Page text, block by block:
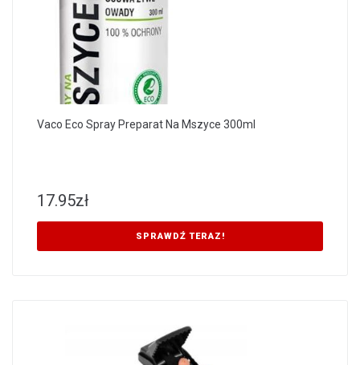
Vaco Eco Spray Preparat Na Mszyce 300ml
17.95zł
SPRAWDŹ TERAZ!